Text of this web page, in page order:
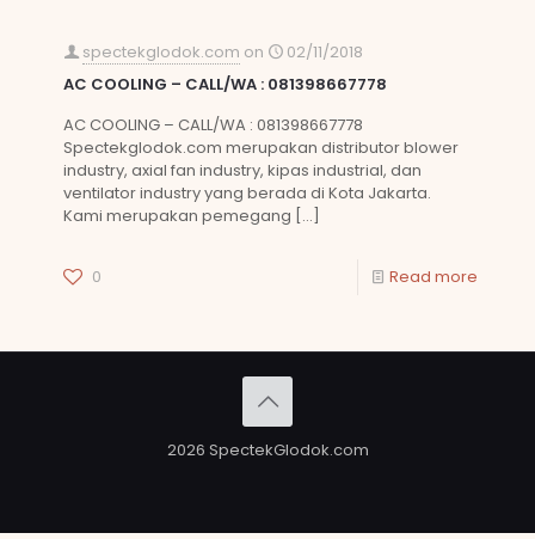
spectekglodok.com on
02/11/2018
AC COOLING – CALL/WA : 081398667778
AC COOLING – CALL/WA : 081398667778
Spectekglodok.com merupakan distributor blower
industry, axial fan industry, kipas industrial, dan
ventilator industry yang berada di Kota Jakarta.
Kami merupakan pemegang […]
0 Read more
2026 SpectekGlodok.com